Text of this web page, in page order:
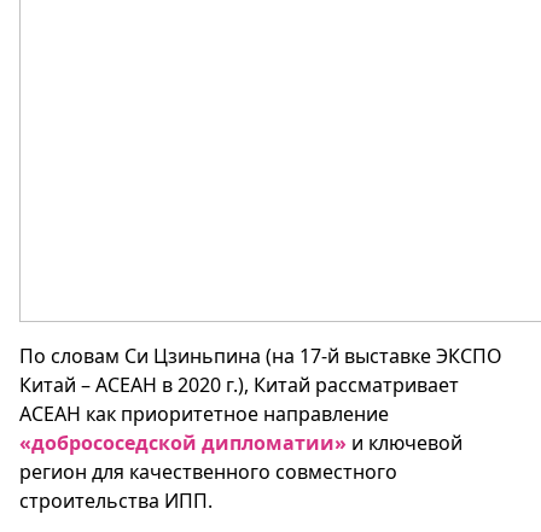
По словам Си Цзиньпина (на 17-й выставке ЭКСПО
Китай – АСЕАН в 2020 г.), Китай рассматривает
АСЕАН как приоритетное направление
«добрососедской дипломатии» и ключевой
регион для качественного совместного
строительства ИПП.